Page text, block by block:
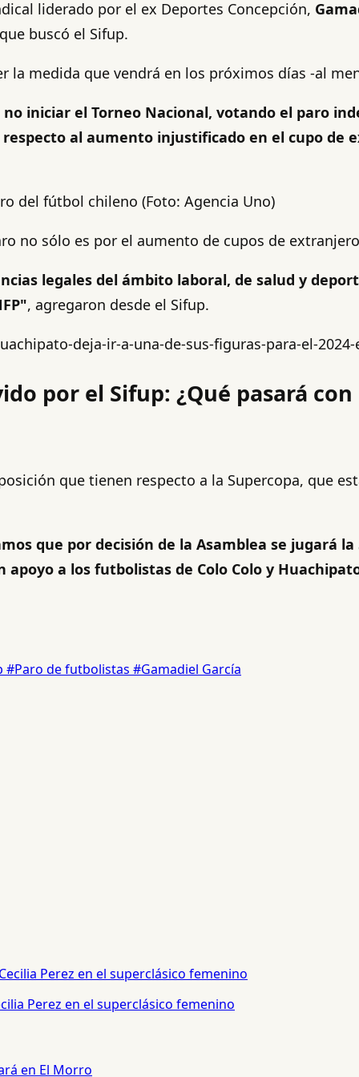
liderado por el ex Deportes Concepción,
buscó el Sifup.
la medida que vendrá en los próximos días -al
iniciar el Torneo Nacional, votando el paro
al aumento injustificado en el cupo de
del fútbol chileno (Foto: Agencia Uno)
no sólo es por el aumento de cupos de
legales del ámbito laboral, de salud y
, agregaron desde el Sifup.
deja-ir-a-una-de-sus-figuras-para-el-
por el Sifup: ¿Qué pasará
que tienen respecto a la Supercopa, que
que por decisión de la Asamblea se jugará
a los futbolistas de Colo Colo y
#Paro de futbolistas #Gamadiel García
Perez en el superclásico femenino